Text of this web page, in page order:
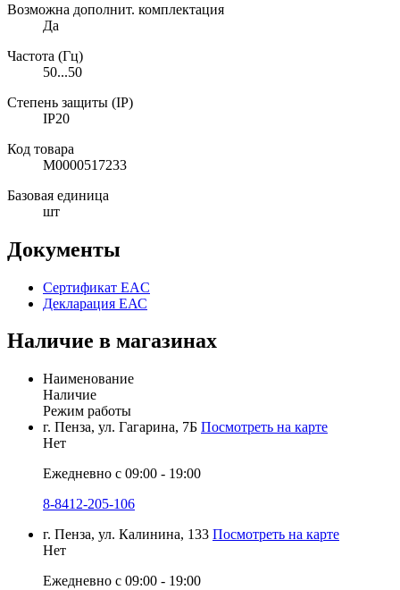
Возможна дополнит. комплектация
Да
Частота (Гц)
50...50
Степень защиты (IP)
IP20
Код товара
М0000517233
Базовая единица
шт
Документы
Сертификат EAC
Декларация ЕАС
Наличие в магазинах
Наименование
Наличие
Режим работы
г. Пенза, ул. Гагарина, 7Б Посмотреть на карте
Нет
Ежедневно с 09:00 - 19:00
8-8412-205-106
г. Пенза, ул. Калинина, 133 Посмотреть на карте
Нет
Ежедневно с 09:00 - 19:00